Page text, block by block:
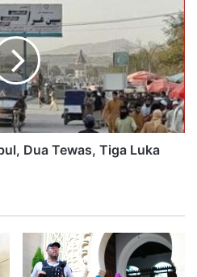
Dua Tewas, Tiga Luka